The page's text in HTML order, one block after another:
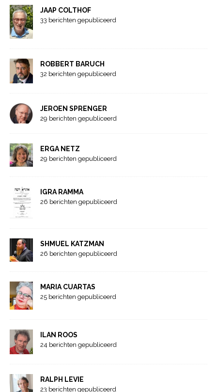
JAAP COLTHOF
33 berichten gepubliceerd
ROBBERT BARUCH
32 berichten gepubliceerd
JEROEN SPRENGER
29 berichten gepubliceerd
ERGA NETZ
29 berichten gepubliceerd
IGRA RAMMA
26 berichten gepubliceerd
SHMUEL KATZMAN
26 berichten gepubliceerd
MARIA CUARTAS
25 berichten gepubliceerd
ILAN ROOS
24 berichten gepubliceerd
RALPH LEVIE
23 berichten gepubliceerd